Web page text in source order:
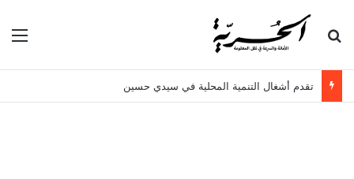
بحث عن
تقدم أشغال التنمية المحلية في سيدي حسين